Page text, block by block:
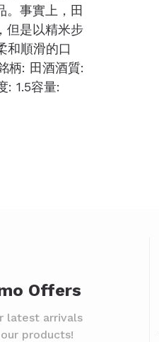
。事實上，田
但是以精米步
和順滑的口
柄: 田酒酒質:
: 1.5容量:
Offers
latest arrivals
products!